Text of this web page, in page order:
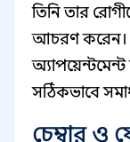
তিনি তার
আচরণ করেন।
সঠিকভাবে
চেম্বার ও